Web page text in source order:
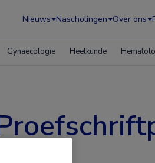
Nieuws Nascholingen Over ons
Gynaecologie Heelkunde